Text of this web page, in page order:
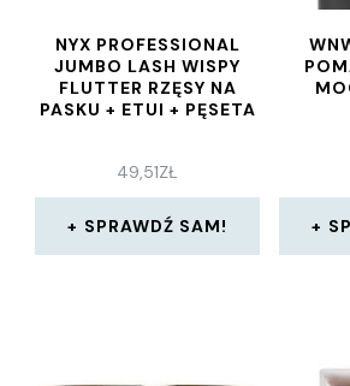
NYX PROFESSIONAL
JUMBO LASH WISPY
FLUTTER RZĘSY NA
PASKU + ETUI + PĘSETA
49,51ZŁ
SPRAWDŹ SAM!